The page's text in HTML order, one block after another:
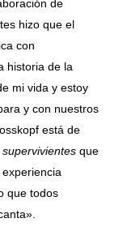
de
hizo que el
con
historia de la
mi vida y estoy
y con nuestros
está de
supervivientes que
que todos